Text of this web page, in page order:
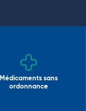
Médicaments sans
ordonnance